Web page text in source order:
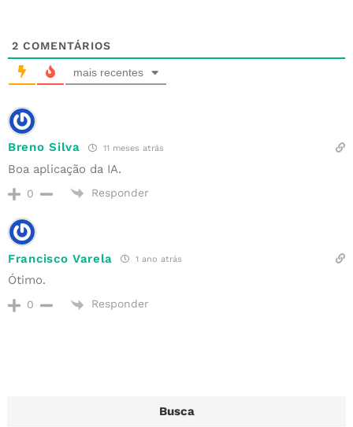
2 COMENTÁRIOS
mais recentes
Breno Silva 11 meses atrás
Boa aplicação da IA.
0 Responder
Francisco Varela 1 ano atrás
Ótimo.
0 Responder
Busca